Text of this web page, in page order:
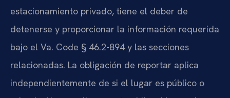
estacionamiento privado, tiene el deber de
detenerse y proporcionar la información requerida
bajo el Va. Code § 46.2-894 y las secciones
relacionadas. La obligación de reportar aplica
independientemente de si el lugar es público o